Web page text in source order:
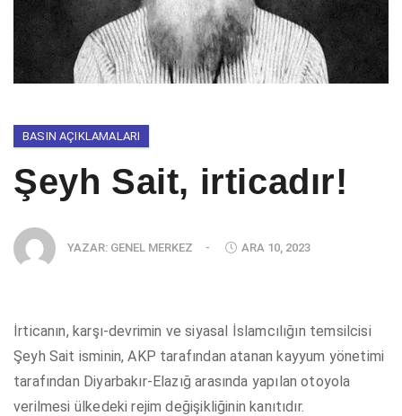
BASIN AÇIKLAMALARI
Şeyh Sait, irticadır!
YAZAR: GENEL MERKEZ - ARA 10, 2023
İrticanın, karşı-devrimin ve siyasal İslamcılığın temsilcisi
Şeyh Sait isminin, AKP tarafından atanan kayyum yönetimi
tarafından Diyarbakır-Elazığ arasında yapılan otoyola
verilmesi ülkedeki rejim değişikliğinin kanıtıdır.